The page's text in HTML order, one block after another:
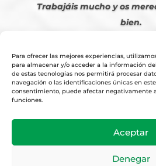
Para ofrecer las mejores experiencias,
para almacenar y/o acceder a la información
de estas tecnologías nos permitirá procesar
navegación o las identificaciones únicas en
consentimiento, puede afectar negativamente
funciones.
Aceptar
Denegar
Trabajáis mucho y os
bien.
Condiciones
Diseño y Posicionamiento Web,